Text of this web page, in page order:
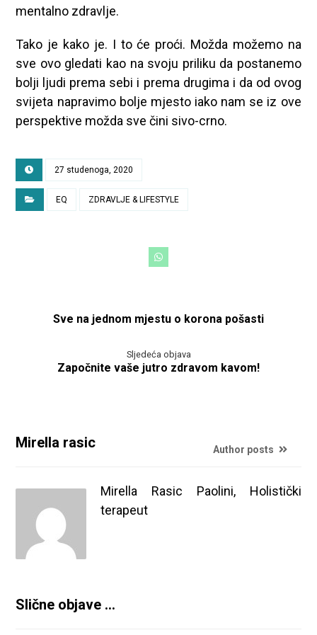
mentalno zdravlje.
Tako je kako je. I to će proći. Možda možemo na
sve ovo gledati kao na svoju priliku da postanemo
bolji ljudi prema sebi i prema drugima i da od ovog
svijeta napravimo bolje mjesto iako nam se iz ove
perspektive možda sve čini sivo-crno.
27 studenoga, 2020
EQ ZDRAVLJE & LIFESTYLE
Sve na jednom mjestu o korona pošasti
Sljedeća objava
Započnite vaše jutro zdravom kavom!
Mirella rasic Author posts
Mirella Rasic Paolini, Holistički
terapeut
Slične objave ...